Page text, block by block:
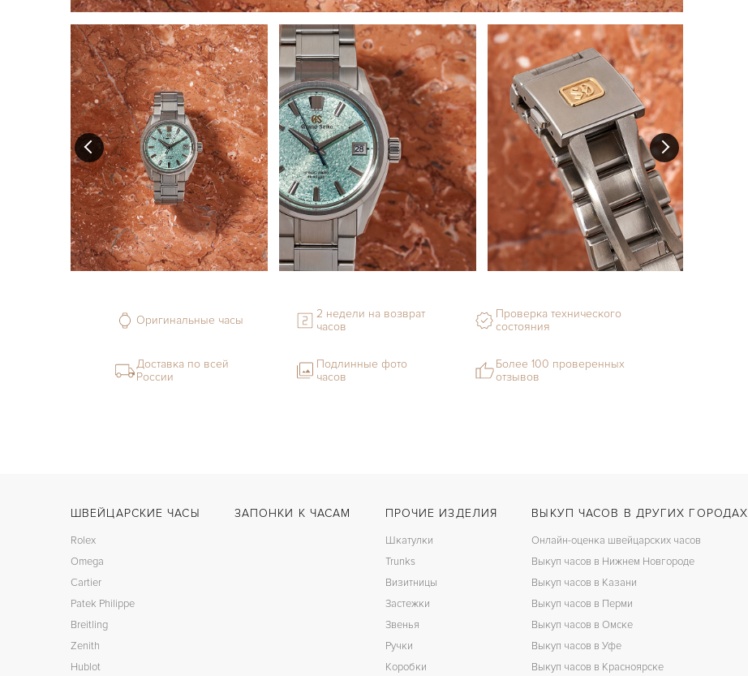
Оригинальные часы
2 недели на возврат
часов
Проверка технического
состояния
Доставка по всей
России
Подлинные фото
часов
Более 100 проверенных
отзывов
ШВЕЙЦАРСКИЕ ЧАСЫ
Rolex
Omega
Cartier
Patek Philippe
Breitling
Zenith
Hublot
ЗАПОНКИ К ЧАСАМ ПРОЧИЕ ИЗДЕЛИЯ
Шкатулки
Trunks
Визитницы
Застежки
Звенья
Ручки
Коробки
ВЫКУП ЧАСОВ В ДРУГИХ ГОРОДАХ
Онлайн-оценка швейцарских часов
Выкуп часов в Нижнем Новгороде
Выкуп часов в Казани
Выкуп часов в Перми
Выкуп часов в Омске
Выкуп часов в Уфе
Выкуп часов в Красноярске